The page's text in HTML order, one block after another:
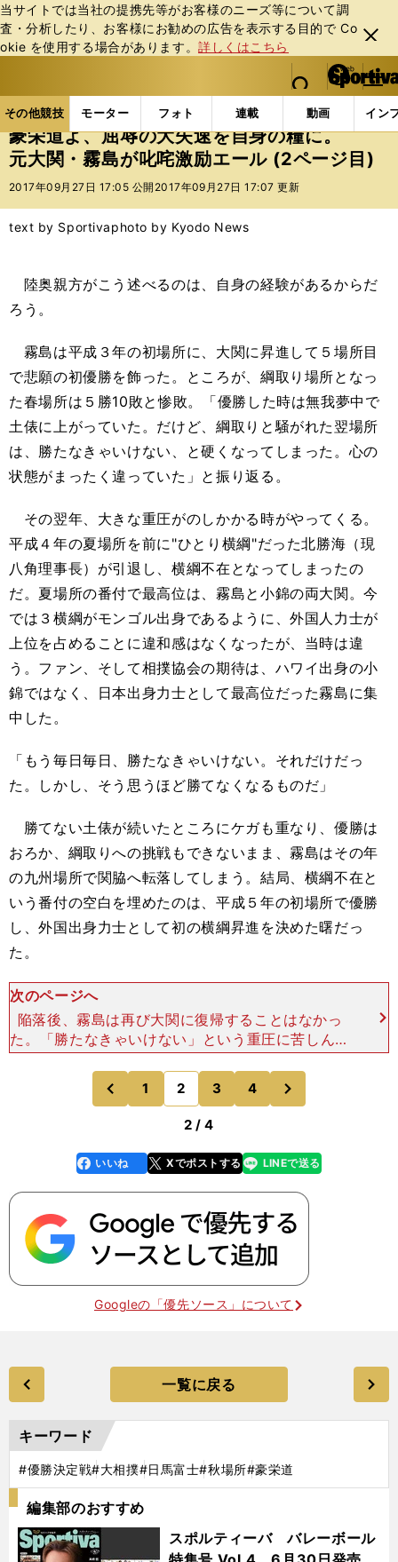
当サイトでは当社の提携先等がお客様のニーズ等について調
査・分析したり、お客様にお勧めの広告を表⽰する⽬的で Co
okie を使⽤する場合があります。詳しくはこちら
閉じ
る
web Sportiva (webスポルティーバ)
検索
マイペ
ー
ジ
メニュ
その他競技 モーター フォト 連載 動画 イン
ス
ポ
ル
バ
その他競技の記事一覧 その他競技 大相撲 豪栄
豪栄道よ、屈辱の大失速を自身の糧に。
元大関・霧島が叱咤激励エール (2ページ目)
2017年09月27日 17:05 公開 2017年09月27日 17:07 更新
text by Sportivaphoto by Kyodo News
陸奥親方がこう述べるのは、自身の経験があるからだ
ろう。
霧島は平成３年の初場所に、大関に昇進して５場所目
で悲願の初優勝を飾った。ところが、綱取り場所となっ
た春場所は５勝10敗と惨敗。「優勝した時は無我夢中で
土俵に上がっていた。だけど、綱取りと騒がれた翌場所
は、勝たなきゃいけない、と硬くなってしまった。心の
状態がまったく違っていた」と振り返る。
その翌年、大きな重圧がのしかかる時がやってくる。
平成４年の夏場所を前に"ひとり横綱"だった北勝海（現
八角理事長）が引退し、横綱不在となってしまったの
だ。夏場所の番付で最高位は、霧島と小錦の両大関。今
では３横綱がモンゴル出身であるように、外国人力士が
上位を占めることに違和感はなくなったが、当時は違
う。ファン、そして相撲協会の期待は、ハワイ出身の小
錦ではなく、日本出身力士として最高位だった霧島に集
中した。
「もう毎日毎日、勝たなきゃいけない。それだけだっ
た。しかし、そう思うほど勝てなくなるものだ」
勝てない土俵が続いたところにケガも重なり、優勝は
おろか、綱取りへの挑戦もできないまま、霧島はその年
の九州場所で関脇へ転落してしまう。結局、横綱不在と
いう番付の空白を埋めたのは、平成５年の初場所で優勝
し、外国出身力士として初の横綱昇進を決めた曙だっ
た。
次のページへ
陥落後、霧島は再び大関に復帰することはなかっ
た。「勝たなきゃいけない」という重圧に苦しんだ
日々を経験した陸奥親方だからこそ、今場所の豪栄
道の気持ちが「痛いほどわかった」と明かす。「あ
れだけ連勝して優
前
のページへ
1 2 3 4
のページへ
2 / 4
faceboo
k
いいね Xでポストする
line LINEで送る
Googleの「優先ソース」について
一覧に戻る
キーワード
#優勝決定戦#大相撲#日馬富士#秋場所#豪栄道
編集部のおすすめ
スポルティーバ バレーボール